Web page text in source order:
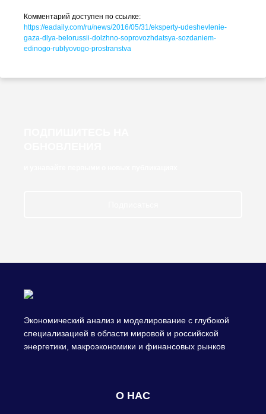
Комментарий доступен по ссылке:
https://eadaily.com/ru/news/2016/05/31/eksperty-udeshevlenie-
gaza-dlya-belorussii-dolzhno-soprovozhdatsya-sozdaniem-
edinogo-rublyovogo-prostranstva
Экономический анализ и моделирование с глубокой
специализацией в области мировой и российской
энергетики, макроэкономики и финансовых рынков
О НАС